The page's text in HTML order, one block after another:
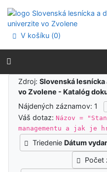
Prejsť na menu
Prehlásenie o webovej
V košíku (0)
Výsledky
Zdroj:Slovenská
vo Zvolene - Katalóg
Nájdených záznamov: 1
Váš dotaz:Názov =
managementu a jak je
Triedenie Dátum
Počet